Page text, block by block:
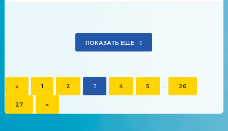
ПОКАЗАТЬ ЕЩЕ
« 1 2 3 4 5 26
27 »